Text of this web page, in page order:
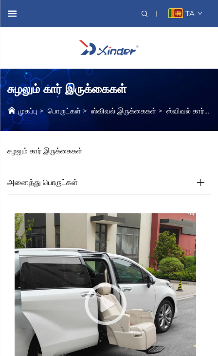
TA
சுழலும் கார் இருக்கைகள்
முகப்பு> பொருட்கள் > ஸ்விவல் இருக்கைகள் > ஸ்விவல் கார் இருக்கைகள்
சுழலும் கார் இருக்கைகள்
அனைத்து பொருட்கள்